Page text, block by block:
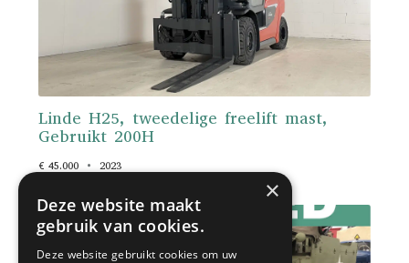
Linde H25, tweedelige freelift mast,
Gebruikt 200H
€ 45.000 2023
×
Deze website maakt
gebruik van cookies.
Deze website gebruikt cookies om uw